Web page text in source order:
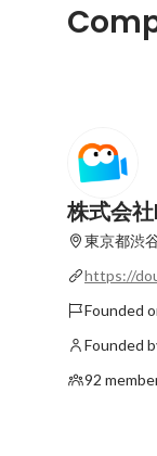
株式会
東京都渋
https://
Founded
Founded
92